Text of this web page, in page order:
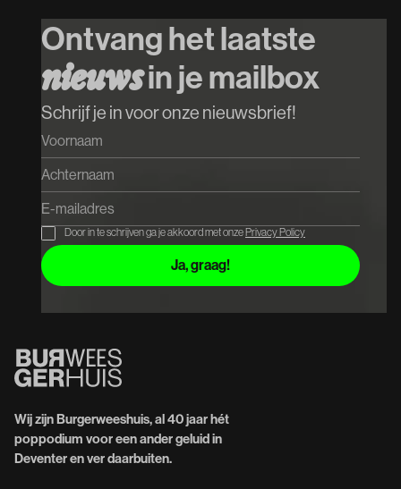
Polska // $hirak //
Cupido
Koop tickets
Koop tickets
Ontvang het laatste
nieuwsin je mailbox
Schrijf je in voor onze nieuwsbrief!
Door in te schrijven ga je akkoord met onze Privacy Policy
Wij zijn Burgerweeshuis, al 40 jaar hét
poppodium voor een ander geluid in
Deventer en ver daarbuiten.